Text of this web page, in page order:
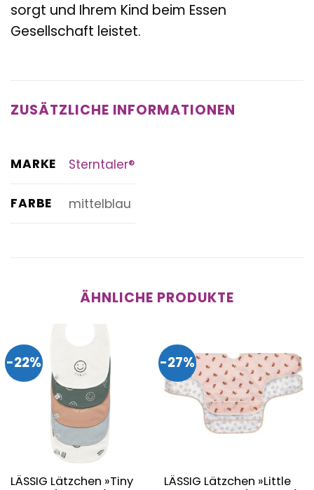
sorgt und Ihrem Kind beim Essen
Gesellschaft leistet.
ZUSÄTZLICHE INFORMATIONEN
MARKE Sterntaler®
FARBE mittelblau
ÄHNLICHE PRODUKTE
-22%
LÄSSIG Lätzchen »Tiny
-27%
LÄSSIG Lätzchen »Little